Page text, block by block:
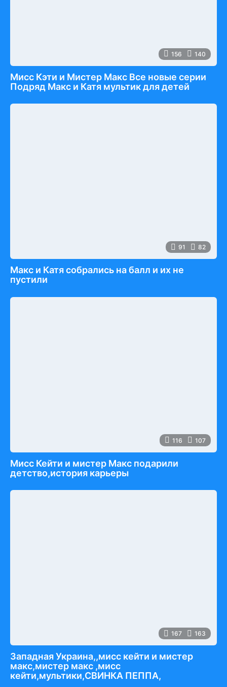
156 140
Мисс Кэти и Мистер Макс Все новые серии
Подряд Макс и Катя мультик для детей
91 82
Макс и Катя собрались на балл и их не
пустили
116 107
Мисс Кейти и мистер Макс подарили
детство,история карьеры
167 163
Западная Украина,,мисс кейти и мистер
макс,мистер макс ,мисс
кейти,мультики,СВИНКА ПЕППА,